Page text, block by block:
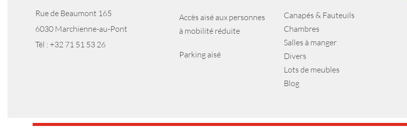
Rue de Beaumont 165
6030 Marchienne-au-Pont
Tél : +32 71 51 53 26
Accès aisé aux personnes
à mobilité réduite
Parking aisé
Canapés & Fauteuils
Chambres
Salles à manger
Divers
Lots de meubles
Blog